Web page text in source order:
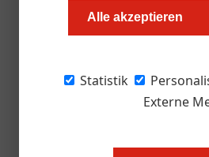
Alle akzeptieren
Statistik
Externe
Alexander
Die Ortstaxe
fürchten
In wenigen
Befürworter